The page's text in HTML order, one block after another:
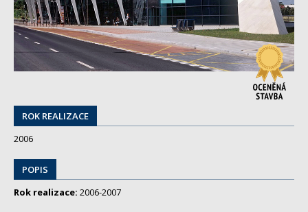
ROK REALIZACE
2006
POPIS
Rok realizace: 2006-2007